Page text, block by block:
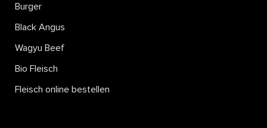
Burger
Black Angus
Wagyu Beef
Bio Fleisch
Fleisch online bestellen